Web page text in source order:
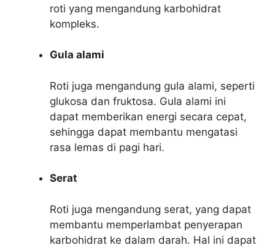
roti yang mengandung karbohidrat
kompleks.
Gula alami
Roti juga mengandung gula alami, seperti
glukosa dan fruktosa. Gula alami ini
dapat memberikan energi secara cepat,
sehingga dapat membantu mengatasi
rasa lemas di pagi hari.
Serat
Roti juga mengandung serat, yang dapat
membantu memperlambat penyerapan
karbohidrat ke dalam darah. Hal ini dapat